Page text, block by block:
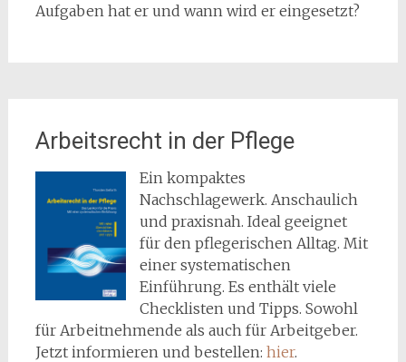
Aufgaben hat er und wann wird er eingesetzt?
Arbeitsrecht in der Pflege
Ein kompaktes
Nachschlagewerk. Anschaulich
und praxisnah. Ideal geeignet
für den pflegerischen Alltag. Mit
einer systematischen
Einführung. Es enthält viele
Checklisten und Tipps. Sowohl
für Arbeitnehmende als auch für Arbeitgeber.
Jetzt informieren und bestellen: hier.